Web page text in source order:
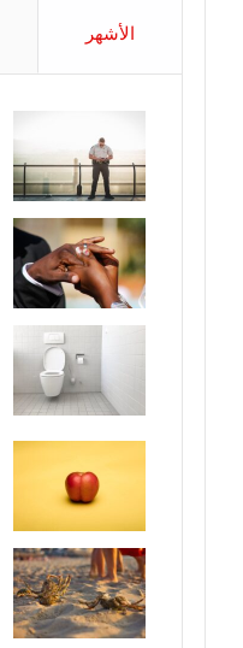
الأشهر